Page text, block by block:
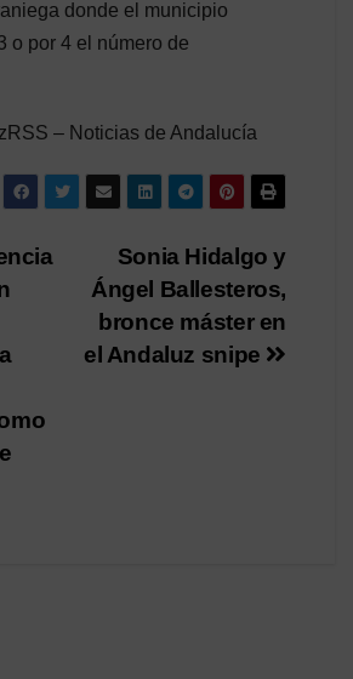
donde el municipio
o por 4 el número de
– Noticias de Andalucía
Sonia Hidalgo y
Ángel Ballesteros,
bronce máster en
el Andaluz snipe